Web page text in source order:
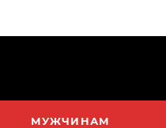
МУЖЧИНАМ